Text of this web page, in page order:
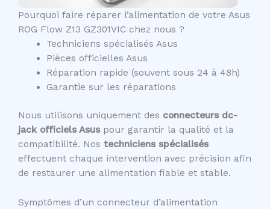
Pourquoi faire réparer l’alimentation de votre Asus
ROG Flow Z13 GZ301VIC chez nous ?
Techniciens spécialisés Asus
Pièces officielles Asus
Réparation rapide (souvent sous 24 à 48h)
Garantie sur les réparations
Nous utilisons uniquement des connecteurs dc-
jack officiels Asuspour garantir la qualité et la
compatibilité. Nos techniciens spécialisés
effectuent chaque intervention avec précision afin
de restaurer une alimentation fiable et stable.
Symptômes d’un connecteur d’alimentation